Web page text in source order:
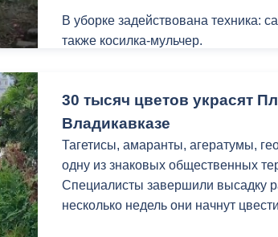
Выборы 2026
В уборке задействована техника:
также косилка-мульчер.
ветками и опавшей листвой.
Напомним, подобная масштабная
Комсомольском парке два месяца
30 тысяч цветов украсят
Владикавказе
Тагетисы, амаранты, агератумы,
одну из знаковых общественных
Специалисты завершили высадку
несколько недель они начнут